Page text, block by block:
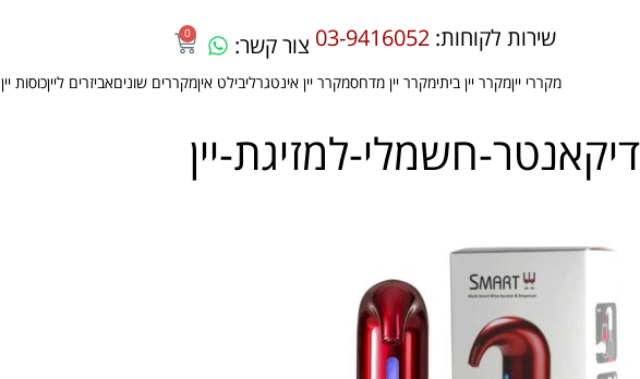
שירות לקוחות: 03-9416052 צור קשר: 0
מקררי ייןמקרר יין ביתימקרר יין מדחסמקרר יין אינטגרליבילט איןמקררים שוניםאביזרים לייןכוסות יין
דיקאנטר-חשמלי-למזיגת-יין